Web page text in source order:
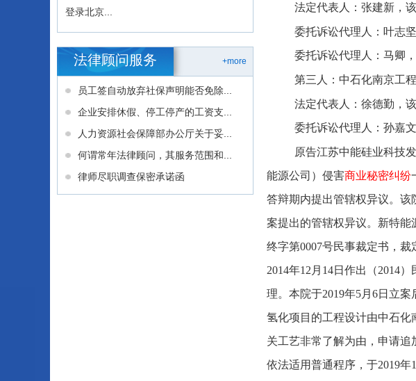
登录北京...
+more
法律顾问服务
员工签自动放弃社保声明能否免除...
企业安排休假、停工停产的工资支...
人力资源社会保障部办公厅关于妥...
何谓常年法律顾问，其服务范围和...
律师尽职调查保密承诺函
法定代表人：张建新，
委托诉讼代理人：叶志
委托诉讼代理人：马卿
第三人：中石化南京工
法定代表人：徐德勤，
委托诉讼代理人：孙嘉
原告江苏中能硅业科技
能源公司）侵害商业秘密纠纷
答辩期内提出管辖权异议。该
案提出的管辖权异议。新特能
终字第0007号民事裁定书，
2014年12月14日作出（2014
理。本院于2019年5月6日立
氢化项目的工程设计由中石
关工艺非常了解为由，申请
依法适用普通程序，于2019